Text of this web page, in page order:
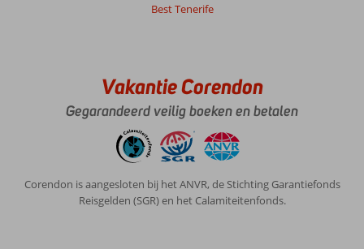
Best Tenerife
Vakantie Corendon
Gegarandeerd veilig boeken en betalen
Corendon is aangesloten bij het ANVR, de Stichting Garantiefonds
Reisgelden (SGR) en het Calamiteitenfonds.